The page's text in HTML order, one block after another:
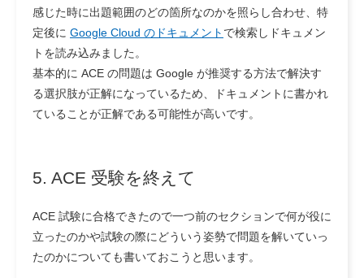
感じた時に出題範囲のどの箇所なのかを照らし合わせ、特
定後に Google Cloud のドキュメント で検索しドキュメン
トを読み込みました。
基本的に ACE の問題は Google が推奨する方法で解決す
る選択肢が正解になっているため、ドキュメントに書かれ
ていることが正解である可能性が高いです。
5. ACE 受験を終えて
ACE 試験に合格できたので一つ前のセクションで何が役に
立ったのかや試験の際にどういう姿勢で問題を解いていっ
たのかについても書いておこうと思います。